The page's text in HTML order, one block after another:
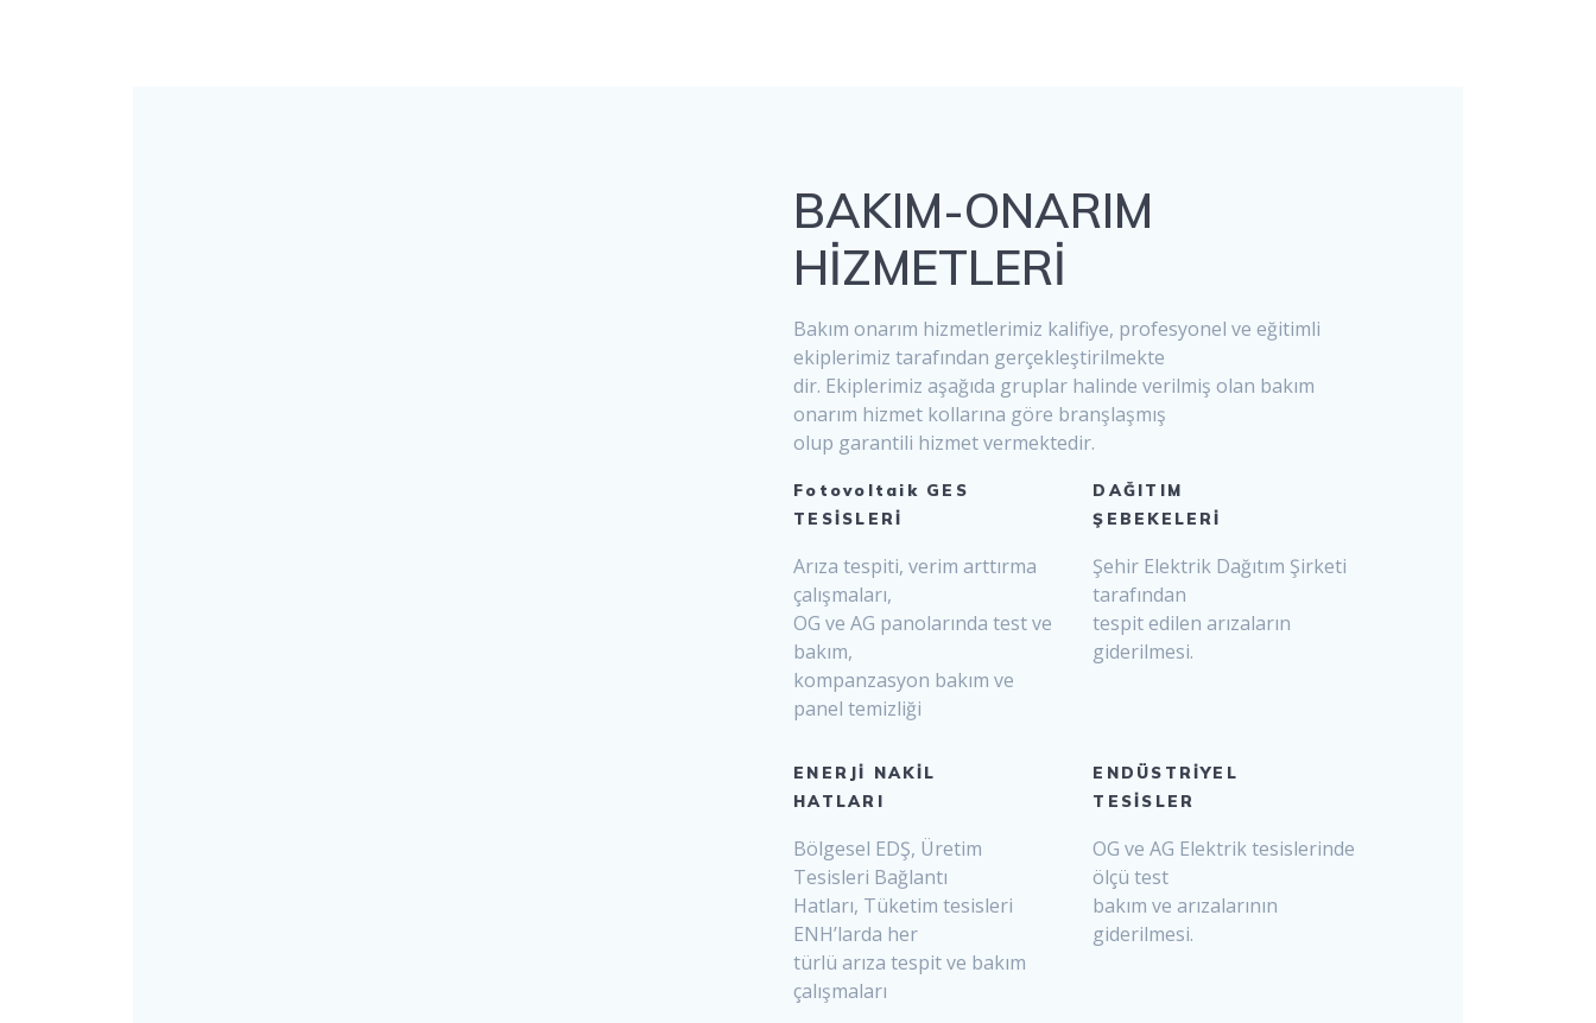
BAKIM-ONARIM
HİZMETLERİ
Bakım onarım hizmetlerimiz kalifiye, profesyonel ve eğitimli
ekiplerimiz tarafından gerçekleştirilmekte
dir. Ekiplerimiz aşağıda gruplar halinde verilmiş olan bakım
onarım hizmet kollarına göre branşlaşmış
olup garantili hizmet vermektedir.
Fotovoltaik GES
TESİSLERİ
Arıza tespiti, verim arttırma
çalışmaları,
OG ve AG panolarında test ve
bakım,
kompanzasyon bakım ve
panel temizliği
DAĞITIM
ŞEBEKELERİ
Şehir Elektrik Dağıtım Şirketi
tarafından
tespit edilen arızaların
giderilmesi.
ENERJİ NAKİL
HATLARI
Bölgesel EDŞ, Üretim
Tesisleri Bağlantı
Hatları, Tüketim tesisleri
ENH’larda her
türlü arıza tespit ve bakım
çalışmaları
ENDÜSTRİYEL
TESİSLER
OG ve AG Elektrik tesislerinde
ölçü test
bakım ve arızalarının
giderilmesi.